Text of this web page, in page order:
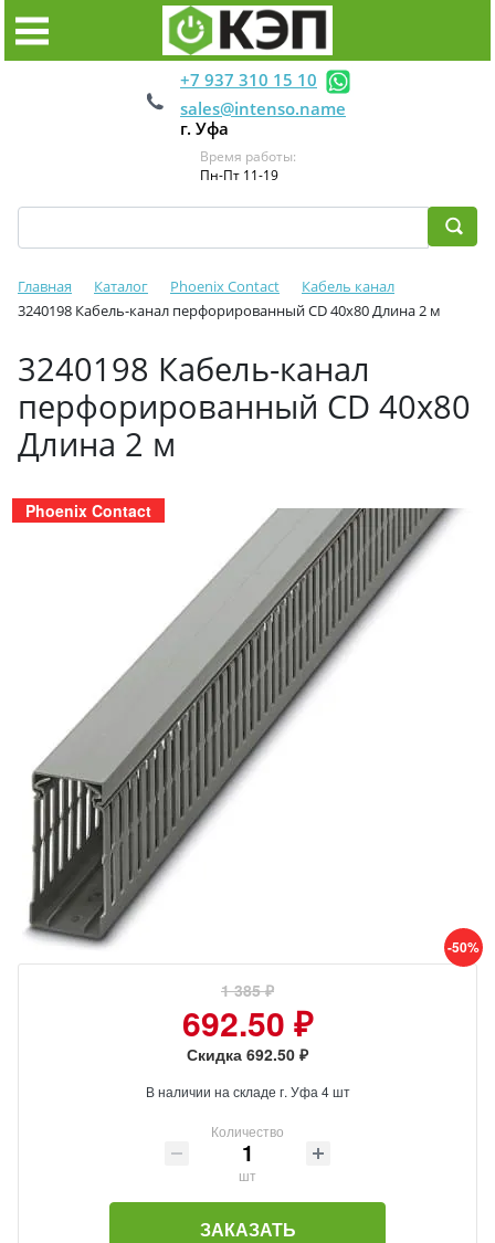
+7 937 310 15 10
sales@intenso.name
г. Уфа
Время работы:
Пн-Пт 11-19
Главная Каталог Phoenix Contact
Кабель канал
3240198 Кабель-канал перфорированный CD 40x80 Длина 2 м
3240198 Кабель-канал
перфорированный CD 40x80
Длина 2 м
Phoenix Contact
-50%
1 385 ₽
692.50 ₽
Скидка 692.50 ₽
В наличии на складе г. Уфа 4 шт
Количество
шт
ЗАКАЗАТЬ